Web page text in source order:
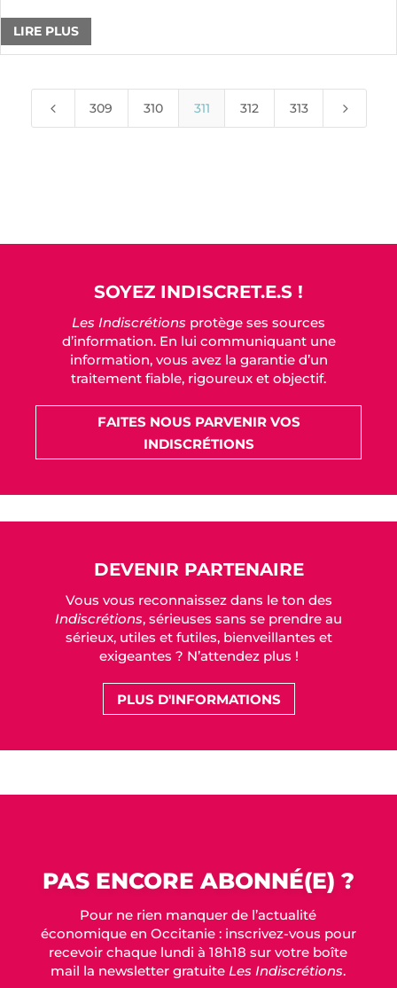
LIRE PLUS
4 309 310 311 312 313 5
SOYEZ INDISCRET.E.S !
Les Indiscrétions protège ses sources
d’information. En lui communiquant une
information, vous avez la garantie d’un
traitement fiable, rigoureux et objectif.
FAITES NOUS PARVENIR VOS
INDISCRÉTIONS
DEVENIR PARTENAIRE
Vous vous reconnaissez dans le ton des
Indiscrétions, sérieuses sans se prendre au
sérieux, utiles et futiles, bienveillantes et
exigeantes ? N’attendez plus !
PLUS D'INFORMATIONS
PAS ENCORE ABONNÉ(E) ?
Pour ne rien manquer de l’actualité
économique en Occitanie : inscrivez-vous pour
recevoir chaque lundi à 18h18 sur votre boîte
mail la newsletter gratuiteLes Indiscrétions.